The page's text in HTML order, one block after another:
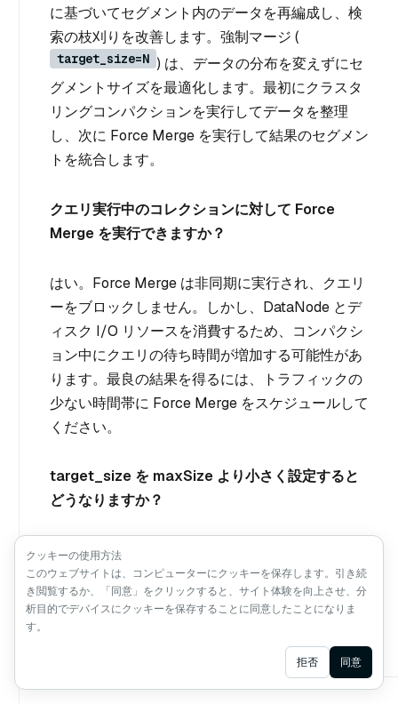
に基づいてセグメント内のデータを再編成し、検
索の枝刈りを改善します。強制マージ (
target_size=N ) は、データの分布を変えずにセ
グメントサイズを最適化します。最初にクラスタ
リングコンパクションを実行してデータを整理
し、次に Force Merge を実行して結果のセグメン
トを統合します。
クエリ実行中のコレクションに対して Force
Merge を実行できますか？
はい。Force Merge は非同期に実行され、クエリ
ーをブロックしません。しかし、DataNode とデ
ィスク I/O リソースを消費するため、コンパクシ
ョン中にクエリの待ち時間が増加する可能性があ
ります。最良の結果を得るには、トラフィックの
少ない時間帯に Force Merge をスケジュールして
ください。
target_size を maxSize より小さく設定すると
どうなりますか？
リクエストはエラーで拒否されます。ターゲッ
ト・サイズは設定された
dataCoord.segment.maxSize
以上でなければな
Ask AI
クッキーの使用方法
このウェブサイトは、コンピューターにクッキーを保存します。引き続
き閲覧するか、「同意」をクリックすると、サイト体験を向上させ、分
析目的でデバイスにクッキーを保存することに同意したことになりま
す。
拒否 同意